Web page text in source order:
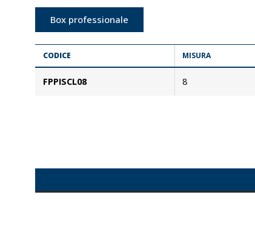
Box professionale
CODICE MISURA
FPPISCL08 8